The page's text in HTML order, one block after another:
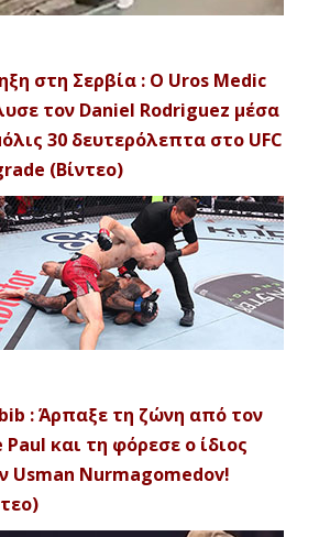
στη Σερβία : Ο Uros Medic
τον Daniel Rodriguez μέσα
30 δευτερόλεπτα στο UFC
(Βίντεο)
: Άρπαξε τη ζώνη από τον
Paul και τη φόρεσε ο ίδιος
Usman Nurmagomedov!